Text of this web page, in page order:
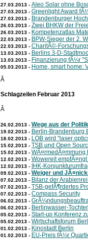
27.03.2013 - Aleo Solar ohne
27.03.2013 - Greenlight Award
27.03.2013 - Brandenburger
26.03.2013 - Zwei BHKW der
26.03.2013 - Kompetenzatlas
22.03.2013 - BPW-Sieger der 2.
22.03.2013 - CharitÃ©-
13.03.2013 - Berlins 3-D-
13.03.2013 - Finanzierung fÃ¼r
05.03.2013 - Home, smart home:
Â
Schlagzeilen Februar 2013
Â
26.02.2013 - Wege aus der
19.02.2013 - Berlin-Brandenburg
18.02.2013 - LOB wird "laser
15.02.2013 - TSB und Open
15.02.2013 - WÃ¤rmedÃ¤mmung
12.02.2013 - Wowereit
12.02.2013 - IHK-
09.02.2013 - Weiger und
07.02.2013 - Bilanz der
07.02.2013 - TSB-gefÃ¶rdertes
07.02.2013 - Compass Security
06.02.2013 -
06.02.2013 - Berlinwasser-
05.02.2013 - Start-up Konferenz
05.02.2013 - Wirtschaftsforum
01.02.2013 - Kinostadt Berlin
01.02.2013 - EU-Preis fÃ¼r